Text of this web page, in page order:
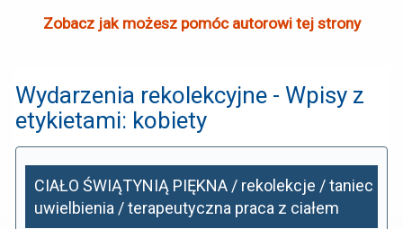
Zobacz jak możesz pomóc autorowi tej strony
Wydarzenia rekolekcyjne - Wpisy z
etykietami: kobiety
CIAŁO ŚWIĄTYNIĄ PIĘKNA / rekolekcje / taniec
uwielbienia / terapeutyczna praca z ciałem